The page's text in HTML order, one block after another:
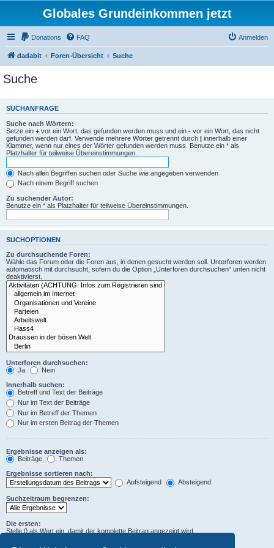
Globales Grundeinkommen jetzt
Donations FAQ Anmelden
dadabit Foren-Übersicht Suche
Suche
SUCHANFRAGE
Suche nach Wörtern:
Setze ein + vor ein Wort, das gefunden werden muss und ein - vor ein Wort, das nicht
gefunden werden darf. Verwende mehrere Wörter getrennt durch | innerhalb einer
Klammer, wenn nur eines der Wörter gefunden werden muss. Benutze ein * als
Platzhalter für teilweise Übereinstimmungen.
Nach allen Begriffen suchen oder Suche wie angegeben verwenden
Nach einem Begriff suchen
Zu suchender Autor:
Benutze ein * als Platzhalter für teilweise Übereinstimmungen.
SUCHOPTIONEN
Zu durchsuchende Foren:
Wähle das Forum oder die Foren aus, in denen gesucht werden soll. Unterforen werden
automatisch mit durchsucht, sofern du die Option „Unterforen durchsuchen“ unten nicht
deaktivierst.
Unterforen durchsuchen:
Ja
Nein
Innerhalb suchen:
Betreff und Text der Beiträge
Nur im Text der Beiträge
Nur im Betreff der Themen
Nur im ersten Beitrag der Themen
Ergebnisse anzeigen als:
Beiträge
Themen
Ergebnisse sortieren nach:
Aufsteigend
Absteigend
Suchzeitraum begrenzen:
Die ersten:
Stelle 0 als Wert ein, damit der komplette Beitrag angezeigt wird.